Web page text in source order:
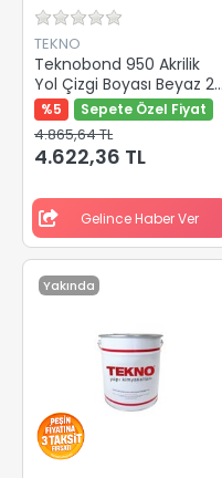
TEKNO
Teknobond 950 Akrilik
Yol Çizgi Boyası Beyaz 25
Kg%5 Sepete Özel Fiyat
4.865,64 TL
4.622,36 TL
Gelince Haber Ver
Yakında